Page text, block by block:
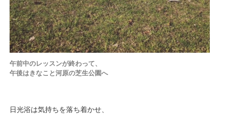
午前中のレッスンが終わって、
午後はきなこと河原の芝生公園へ
日光浴は気持ちを落ち着かせ、